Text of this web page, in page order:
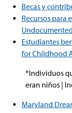
Becas y
Recursos para
Estudiantes
for Childhood
*Individuos
eran niños |
Maryland